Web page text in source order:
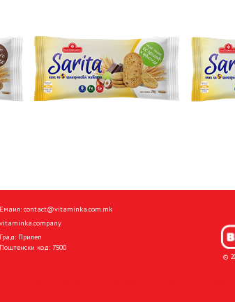
Емаил: contact@vitaminka.com.mk
vitaminka.company
Град: Прилеп
Поштенски код: 7500
©